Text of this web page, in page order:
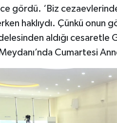
gördü. ‘Biz
haklıydı. Çünkü
aldığı
Cumartesi